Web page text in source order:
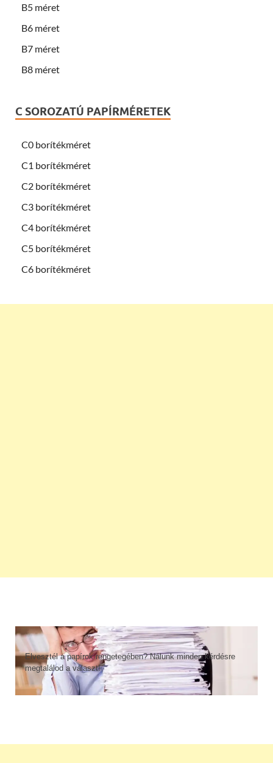
B5 méret
B6 méret
B7 méret
B8 méret
C SOROZATÚ PAPÍRMÉRETEK
C0 borítékméret
C1 borítékméret
C2 borítékméret
C3 borítékméret
C4 borítékméret
C5 borítékméret
C6 borítékméret
Elvesztél a papírok rengetegében? Nálunk minden kérdésre
megtalálod a választ!